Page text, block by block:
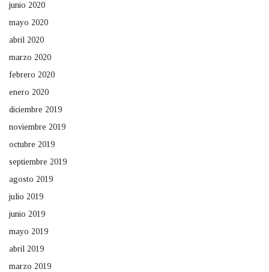
junio 2020
mayo 2020
abril 2020
marzo 2020
febrero 2020
enero 2020
diciembre 2019
noviembre 2019
octubre 2019
septiembre 2019
agosto 2019
julio 2019
junio 2019
mayo 2019
abril 2019
marzo 2019